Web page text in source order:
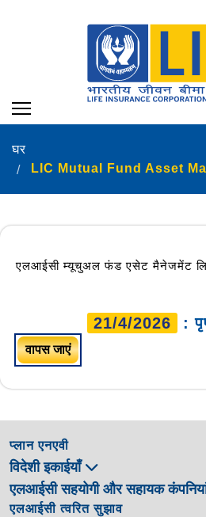
घर
एलआईसी म्यूचुअल फंड एसेट मैनेजमेंट
21/4/2026 :
वापस जाएं
प्लान एनएवी
विदेशी इकाईयाँ
एलआईसी सहयोगी और सहायक
एलआईसी त्वरित सुझाव